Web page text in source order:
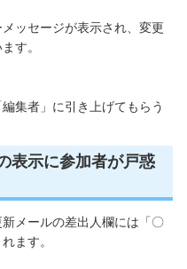
ッセージが表示され、変更
す。
集者」に引き上げてもらう
表示に参加者が戸惑
メールの差出人欄には「〇
ます。